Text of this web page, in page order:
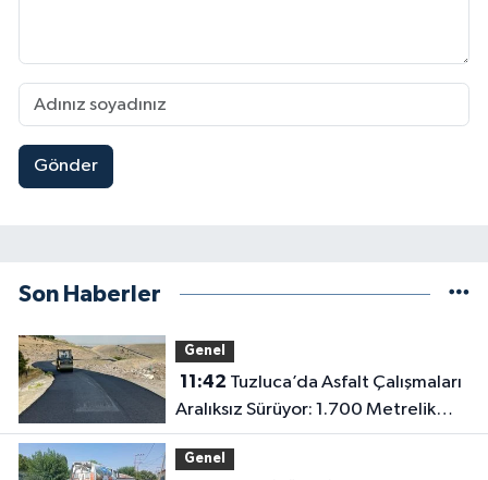
Gönder
Son Haberler
Genel
11:42
Aralıksız Sürüyor: 1.700 Metrelik
Kısım Tamamlandı
Genel